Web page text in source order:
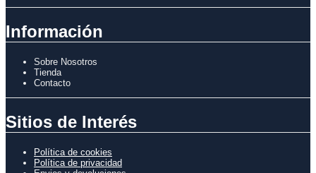
Información
Sobre Nosotros
Tienda
Contacto
Sitios de Interés
Política de cookies
Política de privacidad